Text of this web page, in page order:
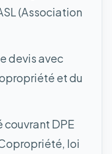
(Association
devis avec
et du
DPE
loi